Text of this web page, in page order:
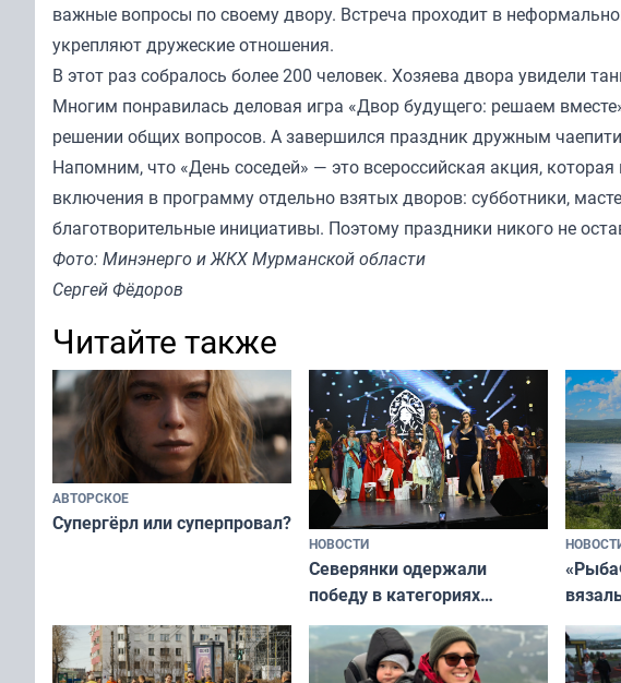
важные вопросы по своему двору. Встреча проходит в
укрепляют дружеские отношения.
В этот раз собралось более 200 человек. Хозяева двора увидели
Многим понравилась деловая игра «Двор будущего: решаем
решении общих вопросов. А завершился праздник дружным
Напомним, что «День соседей» — это всероссийская акция,
включения в программу отдельно взятых дворов: субботники,
благотворительные инициативы. Поэтому праздники никого не
Фото: Минэнерго и ЖКХ Мурманской области
Сергей Фёдоров
Читайте также
АВТОРСКОЕ
Супергёрл или суперпровал?
НОВОСТИ
Северянки одержали
победу в категориях
всероссийского конкурса
«Мисс и Миссис Великая
Русь»